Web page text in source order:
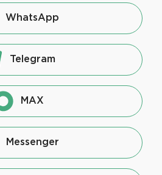
WhatsApp
Telegram
MAX
Messenger